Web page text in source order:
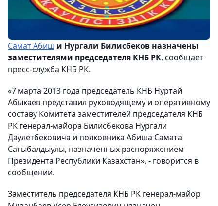
Самат Абиш и Нургали Билисбеков назначены
заместителями председателя КНБ РК, сообщает
пресс-служба КНБ РК.
«7 марта 2013 года председатель КНБ Нуртай
Абыкаев представил руководящему и оперативному
составу Комитета заместителей председателя КНБ
РК генерал-майора Билисбекова Нургали
Даулетбековича и полковника Абиша Самата
Сатыбалдыулы, назначенных распоряжением
Президента Республики Казахстан», - говорится в
сообщении.
Заместитель председателя КНБ РК генерал-майор